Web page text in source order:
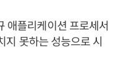
애플리케이션 프로세서
지 못하는 성능으로 시